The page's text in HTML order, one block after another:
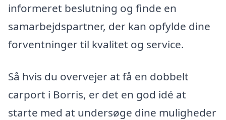
informeret beslutning og finde en
samarbejdspartner, der kan opfylde dine
forventninger til kvalitet og service.
Så hvis du overvejer at få en dobbelt
carport i Borris, er det en god idé at
starte med at undersøge dine muligheder